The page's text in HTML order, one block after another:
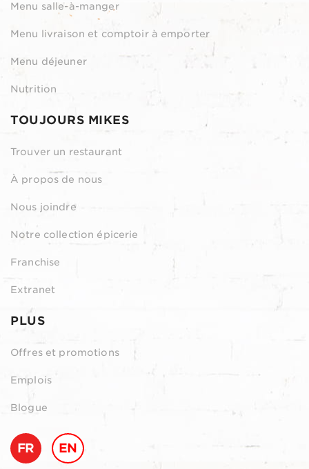
Menu salle-à-manger
Menu livraison et comptoir à emporter
Menu déjeuner
Nutrition
TOUJOURS MIKES
Trouver un restaurant
À propos de nous
Nous joindre
Notre collection épicerie
Franchise
Extranet
PLUS
Offres et promotions
Emplois
Blogue
FR EN